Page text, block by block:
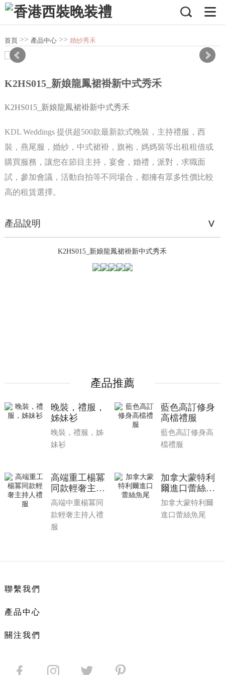
首頁>> 產品中心>> 婚紗秀禾
K2HS015_新娘龍鳳裙褂新中式秀禾
K2HS015_新娘龍鳳裙褂新中式秀禾
KDL Weddings 提供超500款最新款式晚裝，主持禮服，西
裝，燕尾服，婚紗，中式裙褂，旗袍，媽媽裝等出租租借或
購買服務，讓您在節目主持，宴會，婚禮，派對，求職面
試，參加會議，活動自拍等不同場合，都擁有眾多性價比較
高的租賃選擇。
產品說明
K2HS015_新娘龍鳳裙褂新中式秀禾
產品推薦
晚裝，禮服，
姊妹衫
晚裝，禮服，姊
妹衫
藍色高訂修身
高檔禮服
藍色高訂修身高
檔禮服
高端重工楊冪
同款輕奢主持
人禮服
高端中重楊冪同
款輕奢主持人禮
服
加拿大蒙特利
爾進口蕾絲魚
尾
加拿大蒙特利爾
進口蕾絲魚尾
聯繫我們
產品中心
關注我們